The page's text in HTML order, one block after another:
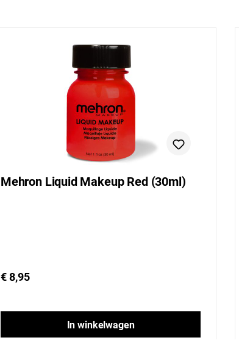
Mehron Liquid Makeup Red (30ml)
€ 8,95
In winkelwagen